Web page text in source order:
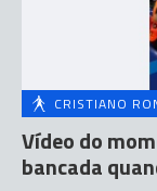
CRISTIANO
Vídeo do
bancada